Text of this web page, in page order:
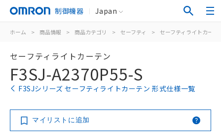
制御機器 Japan
ホーム > 商品情報 > 商品カテゴリ > セーフティ > セーフティライトカー
セーフティライトカーテン
F3SJ-A2370P55-S
F3SJシリーズ セーフティライトカーテン 形式仕様一覧
マイリストに追加